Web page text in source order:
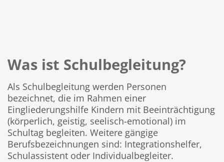
Was ist Schulbegleitung?
Als Schulbegleitung werden Personen
bezeichnet, die im Rahmen einer
Eingliederungshilfe Kindern mit Beeinträchtigung
(körperlich, geistig, seelisch-emotional) im
Schultag begleiten. Weitere gängige
Berufsbezeichnungen sind: Integrationshelfer,
Schulassistent oder Individualbegleiter.